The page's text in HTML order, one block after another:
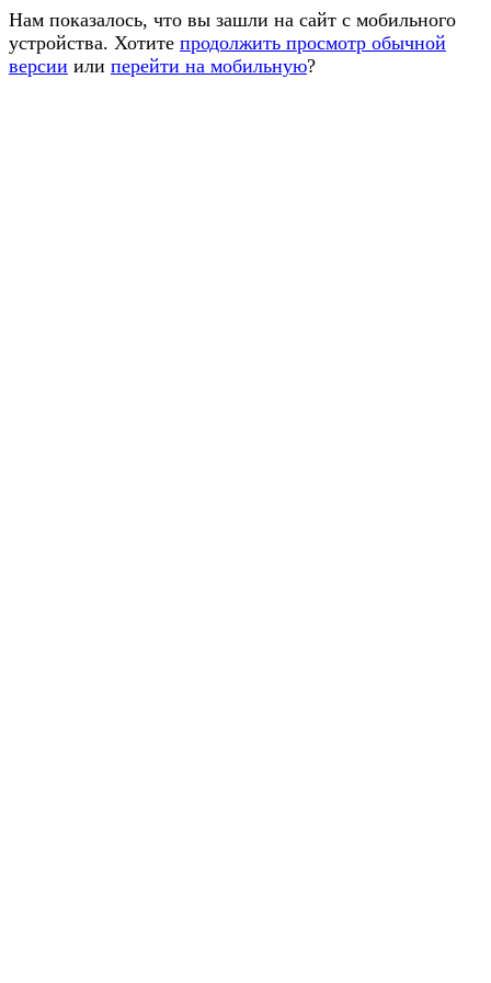
Нам показалось, что вы зашли на сайт с мобильного
устройства. Хотите продолжить просмотр обычной
версии или перейти на мобильную?